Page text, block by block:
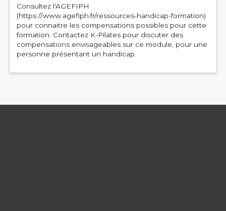
Consultez l'AGEFIPH
(https://www.agefiph.fr/ressources-handicap-formation)
pour connaitre les compensations possibles pour cette
formation. Contactez K-Pilates pour discuter des
compensations envisageables sur ce module, pour une
personne présentant un handicap.